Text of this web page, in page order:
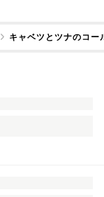
キャベツとツナのコー